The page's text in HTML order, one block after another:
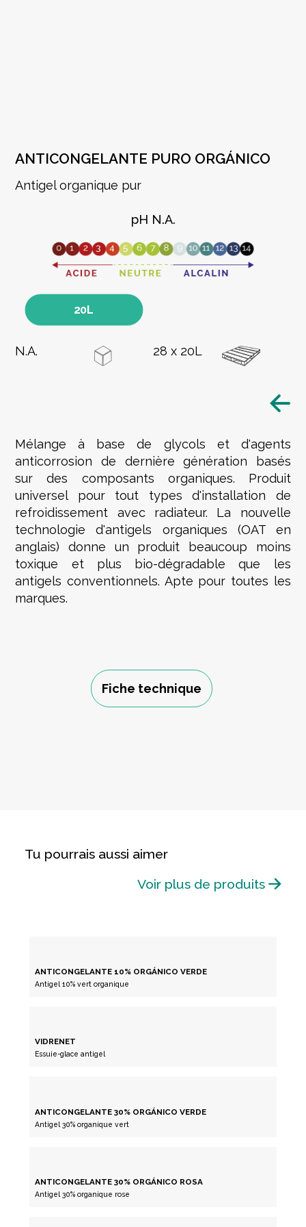
ANTICONGELANTE PURO ORGÁNICO
Antigel organique pur
pH N.A.
20L
N.A. 28 x 20L
Mélange à base de glycols et d'agents
anticorrosion de dernière génération basés
sur des composants organiques. Produit
universel pour tout types d'installation de
refroidissement avec radiateur. La nouvelle
technologie d'antigels organiques (OAT en
anglais) donne un produit beaucoup moins
toxique et plus bio-dégradable que les
antigels conventionnels. Apte pour toutes les
marques.
Fiche technique
Tu pourrais aussi aimer
Voir plus de produits
ANTICONGELANTE 10% ORGÁNICO VERDE
Antigel 10% vert organique
VIDRENET
Essuie-glace antigel
ANTICONGELANTE 30% ORGÁNICO VERDE
Antigel 30% organique vert
ANTICONGELANTE 30% ORGÁNICO ROSA
Antigel 30% organique rose